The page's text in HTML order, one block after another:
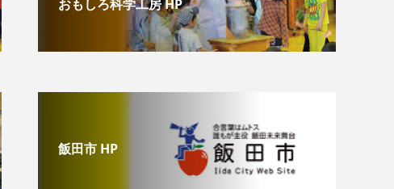
おもしろ科学工房 HP
飯田市 HP